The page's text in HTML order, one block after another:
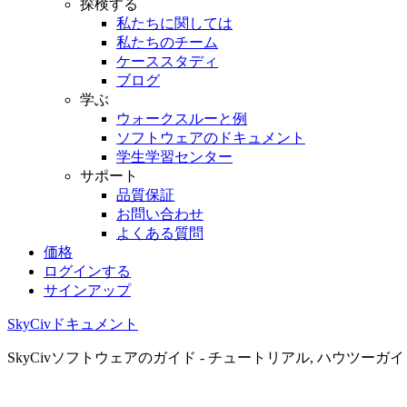
探検する
私たちに関しては
私たちのチーム
ケーススタディ
ブログ
学ぶ
ウォークスルーと例
ソフトウェアのドキュメント
学生学習センター
サポート
品質保証
お問い合わせ
よくある質問
価格
ログインする
サインアップ
SkyCivドキュメント
SkyCivソフトウェアのガイド - チュートリアル, ハウツーガ